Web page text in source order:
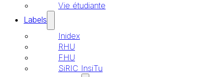
Vie étudiante
Labels
Inidex
RHU
FHU
SiRIC InsiTu